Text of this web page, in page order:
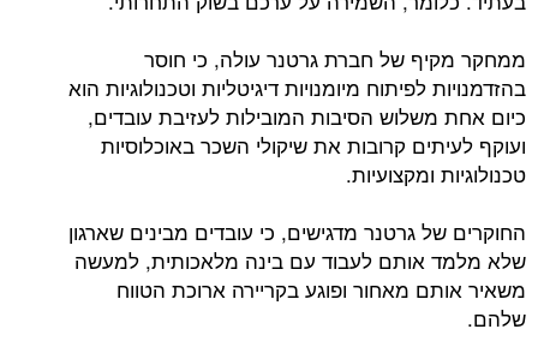
ממחקר מקיף של חברת גרטנר עולה, כי חוסר
בהזדמנויות לפיתוח מיומנויות דיגיטליות וטכנולוגיות הוא
כיום אחת משלוש הסיבות המובילות לעזיבת עובדים,
ועוקף לעיתים קרובות את שיקולי השכר באוכלוסיות
טכנולוגיות ומקצועיות.
החוקרים של גרטנר מדגישים, כי עובדים מבינים שארגון
שלא מלמד אותם לעבוד עם בינה מלאכותית, למעשה
משאיר אותם מאחור ופוגע בקריירה ארוכת הטווח
שלהם.